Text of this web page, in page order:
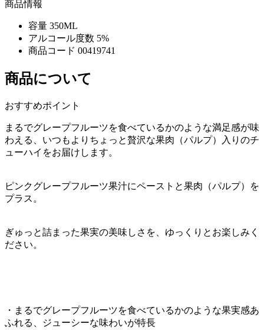
商品情報
容量 350ML
アルコール度数 5%
商品コード 00419741
商品について
おすすめポイント
まるでグレープフルーツを食べているかのような満足感が味
わえる、いつもよりちょっと贅沢な果肉（パルプ）入りのチ
ューハイをお届けします。
ピンクグレープフルーツ果汁にペーストと果肉（パルプ）を
プラス。
ぎゅっと詰まった果実の美味しさを、ゆっくりとお楽しみく
ださい。
・まるでグレープフルーツを食べているかのような果実感あ
ふれる、ジューシーな味わいが特長